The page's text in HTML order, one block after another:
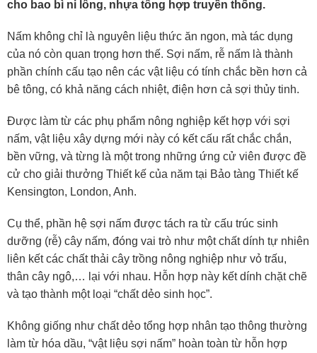
cho bao bì ni lông, nhựa tổng hợp truyền thống.
Nấm không chỉ là nguyên liệu thức ăn ngon, mà tác dụng
của nó còn quan trọng hơn thế. Sợi nấm, rễ nấm là thành
phần chính cấu tạo nên các vật liệu có tính chắc bền hơn cả
bê tông, có khả năng cách nhiệt, điện hơn cả sợi thủy tinh.
Được làm từ các phụ phẩm nông nghiệp kết hợp với sợi
nấm, vật liệu xây dựng mới này có kết cấu rất chắc chắn,
bền vững, và từng là một trong những ứng cử viên được đề
cử cho giải thưởng Thiết kế của năm tại Bảo tàng Thiết kế
Kensington, London, Anh.
Cụ thể, phần hệ sợi nấm được tách ra từ cấu trúc sinh
dưỡng (rễ) cây nấm, đóng vai trò như một chất dính tự nhiên
liên kết các chất thải cây trồng nông nghiệp như vỏ trấu,
thân cây ngô,… lại với nhau. Hỗn hợp này kết dính chặt chẽ
và tạo thành một loại “chất dẻo sinh học”.
Không giống như chất dẻo tổng hợp nhân tạo thông thường
làm từ hóa dầu, “vật liệu sợi nấm” hoàn toàn từ hỗn hợp